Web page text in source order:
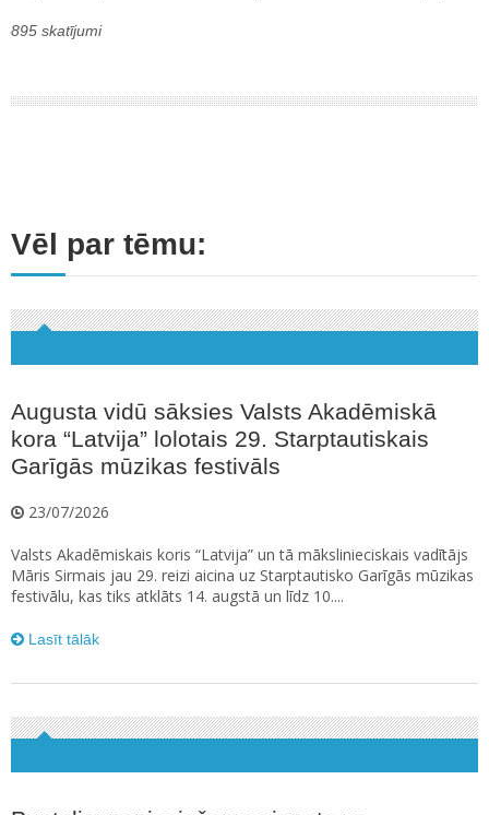
895 skatījumi
Vēl par tēmu:
Augusta vidū sāksies Valsts Akadēmiskā
kora “Latvija” lolotais 29. Starptautiskais
Garīgās mūzikas festivāls
23/07/2026
Valsts Akadēmiskais koris “Latvija” un tā mākslinieciskais vadītājs
Māris Sirmais jau 29. reizi aicina uz Starptautisko Garīgās mūzikas
festivālu, kas tiks atklāts 14. augstā un līdz 10....
Lasīt tālāk